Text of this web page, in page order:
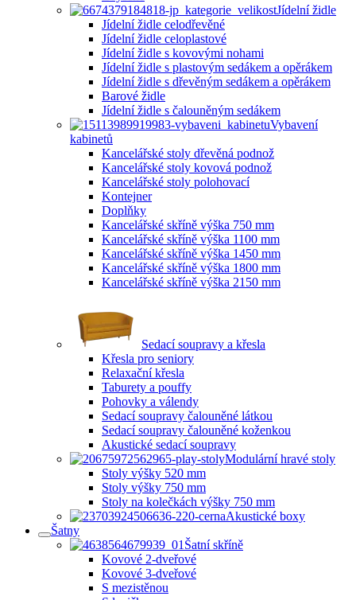
Jídelní židle
Jídelní židle celodřevěné
Jídelní židle celoplastové
Jídelní židle s kovovými nohami
Jídelní židle s plastovým sedákem a opěrákem
Jídelní židle s dřevěným sedákem a opěrákem
Barové židle
Jídelní židle s čalouněným sedákem
Vybavení
kabinetů
Kancelářské stoly dřevěná podnož
Kancelářské stoly kovová podnož
Kancelářské stoly polohovací
Kontejner
Doplňky
Kancelářské skříně výška 750 mm
Kancelářské skříně výška 1100 mm
Kancelářské skříně výška 1450 mm
Kancelářské skříně výška 1800 mm
Kancelářské skříně výška 2150 mm
Sedací soupravy a křesla
Křesla pro seniory
Relaxační křesla
Taburety a pouffy
Pohovky a válendy
Sedací soupravy čalouněné látkou
Sedací soupravy čalouněné koženkou
Akustické sedací soupravy
Modulární hravé stoly
Stoly výšky 520 mm
Stoly výšky 750 mm
Stoly na kolečkách výšky 750 mm
Akustické boxy
Šatny
Šatní skříně
Kovové 2-dveřové
Kovové 3-dveřové
S mezistěnou